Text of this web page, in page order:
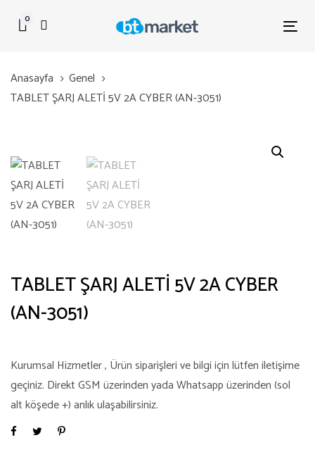
Skip
0
Anasayfa
Genel
TABLET ŞARJ ALETİ 5V 2A CYBER (AN-3051)
TABLET ŞARJ ALETİ 5V 2A CYBER
(AN-3051)
Kurumsal Hizmetler , Ürün siparişleri ve bilgi için lütfen iletişime
geçiniz. Direkt GSM üzerinden yada Whatsapp üzerinden (sol
alt köşede +) anlık ulaşabilirsiniz.